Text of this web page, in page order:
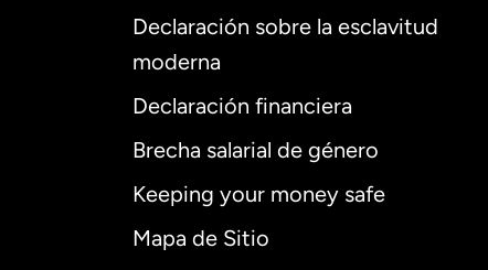
Declaración sobre la esclavitud
moderna
Declaración financiera
Brecha salarial de género
Keeping your money safe
Mapa de Sitio
Internacional
Alemania